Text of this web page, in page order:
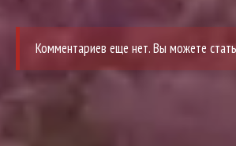
Комментариев еще нет. Вы можете